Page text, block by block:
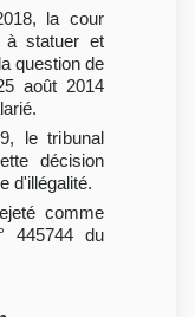
la cour
à statuer et
question de
août 2014
le tribunal
décision
d'illégalité.
comme
445744 du